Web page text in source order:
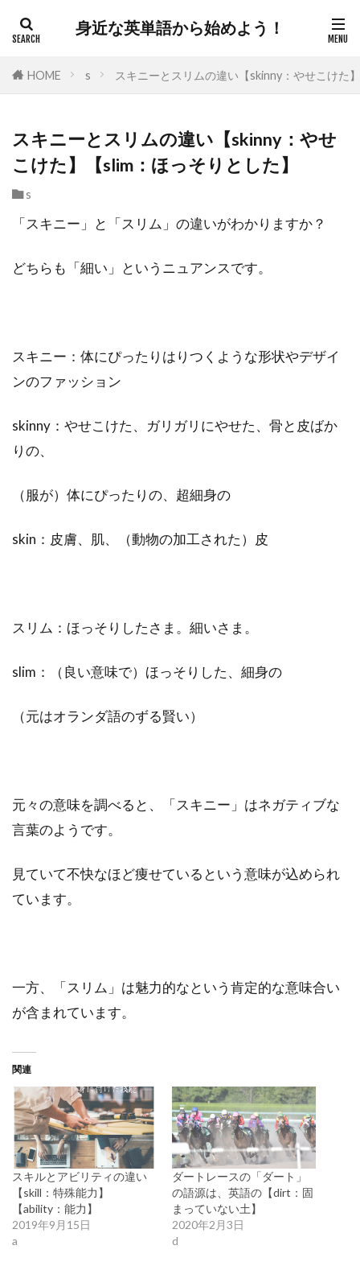
身近な英単語から始めよう！
HOME s スキニーとスリムの違い【skinny：やせこけた
スキニーとスリムの違い【skinny：やせ
こけた】【slim：ほっそりとした】
s
「スキニー」と「スリム」の違いがわかりますか？
どちらも「細い」というニュアンスです。
スキニー：体にぴったりはりつくような形状やデザイ
ンのファッション
skinny：やせこけた、ガリガリにやせた、骨と皮ばか
りの、
（服が）体にぴったりの、超細身の
skin：皮膚、肌、（動物の加工された）皮
スリム：ほっそりしたさま。細いさま。
slim：（良い意味で）ほっそりした、細身の
（元はオランダ語のずる賢い）
元々の意味を調べると、「スキニー」はネガティブな
言葉のようです。
見ていて不快なほど痩せているという意味が込められ
ています。
一方、「スリム」は魅力的なという肯定的な意味合い
が含まれています。
関連
スキルとアビリティの違い
【skill：特殊能力】
【ability：能力】
2019年9月15日
a
ダートレースの「ダート」
の語源は、英語の【dirt：固
まっていない土】
2020年2月3日
d